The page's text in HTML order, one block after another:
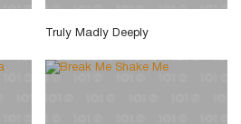
Truly Madly Deeply